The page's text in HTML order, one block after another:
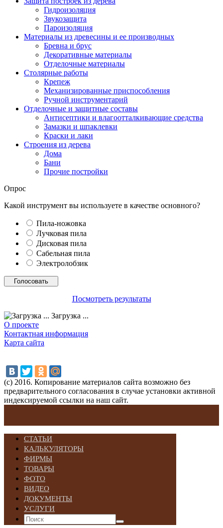
Гидроизоляция
Звукозащита
Пароизоляция
Материалы из древесины и ее производных
Бревна и брус
Декоративные материалы
Отделочные материалы
Столярные работы
Крепеж
Механизированные приспособления
Ручной инструментарий
Отделочные и защитные составы
Антисептики и влагоотталкивающие средства
Замазки и шпаклевки
Краски и лаки
Строения из дерева
Дома
Бани
Прочие постройки
Опрос
Какой инструмент вы используете в качестве основного?
Пила-ножовка
Лучковая пила
Дисковая пила
Сабельная пила
Электролобзик
Посмотреть результаты
Загрузка ...
О проекте
Контактная информация
Карта сайта
(с) 2016. Копирование материалов сайта возможно без
предварительного согласования в случае установки активной
индексируемой ссылки на наш сайт.
СТАТЬИ
КАЛЬКУЛЯТОРЫ
ФИРМЫ
ТОВАРЫ
ФОТО
ВИДЕО
ДОКУМЕНТЫ
УСЛУГИ